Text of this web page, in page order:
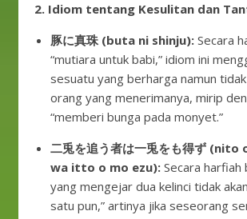
2. Idiom tentang Kesulitan dan
豚に真珠 (buta ni shinju): Secara
“mutiara untuk babi,” idiom ini
sesuatu yang berharga namun
orang yang menerimanya, mirip
“memberi bunga pada monyet.”
二兎を追う者は一兎をも得ず (nito
wa itto o mo ezu): Secara harfiah
yang mengejar dua kelinci tidak
satu pun,” artinya jika seseorang